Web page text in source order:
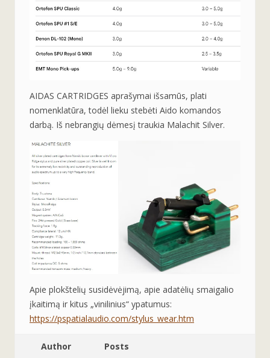
AIDAS CARTRIDGES aprašymai išsamūs, plati
nomenklatūra, todėl lieku stebėti Aido komandos
darbą. Iš nebrangių dėmesį traukia Malachit Silver.
Apie plokštelių susidėvėjimą, apie adatėlių smaigalio
įkaitimą ir kitus „vinilinius“ ypatumus:
https://pspatialaudio.com/stylus_wear.htm
Author Posts